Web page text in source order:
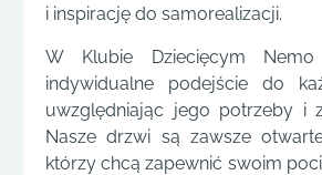
i inspirację do samorealizacji.
W Klubie Dziecięcym
indywidualne podejście do
uwzględniając jego potrzeby i
Nasze drzwi są zawsze
którzy chcą zapewnić swoim